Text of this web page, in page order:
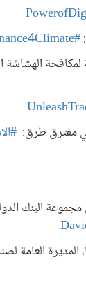
#Finance4Climate
الهشاشة
مفترق طرق:
البنك
المديرة العامة